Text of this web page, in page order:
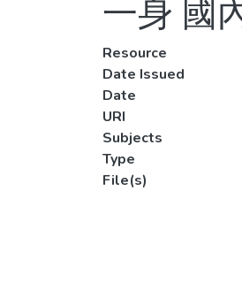
一身 國
Resource
Date Issued
Date
URI
Subjects
Type
File(s)